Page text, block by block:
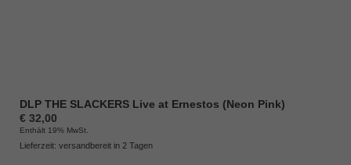
DLP THE SLACKERS Live at Ernestos (Neon Pink)
€32,00
Enthält 19% MwSt.
Lieferzeit: versandbereit in 2 Tagen